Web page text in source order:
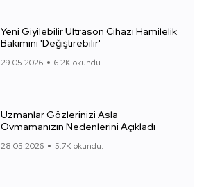
Yeni Giyilebilir Ultrason Cihazı Hamilelik
Bakımını 'Değiştirebilir'
29.05.2026 6.2K okundu.
Uzmanlar Gözlerinizi Asla
Ovmamanızın Nedenlerini Açıkladı
28.05.2026 5.7K okundu.